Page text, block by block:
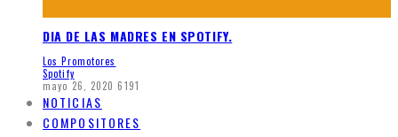
DIA DE LAS MADRES EN SPOTIFY.
Los Promotores
Spotify
mayo 26, 2020 6191
NOTICIAS
COMPOSITORES